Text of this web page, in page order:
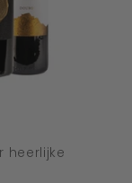
heerlijke